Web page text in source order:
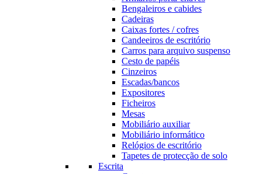
Bengaleiros e cabides
Cadeiras
Caixas fortes / cofres
Candeeiros de escritório
Carros para arquivo suspenso
Cesto de papéis
Cinzeiros
Escadas/bancos
Expositores
Ficheiros
Mesas
Mobiliário auxiliar
Mobiliário informático
Relógios de escritório
Tapetes de protecção de solo
Escrita